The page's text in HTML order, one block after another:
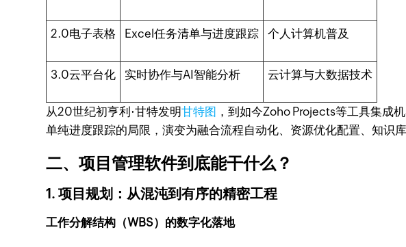
2.0电子表格 Excel任务清单与进度跟踪 个人计算机普及
3.0云平台化 实时协作与AI智能分析 云计算与大数据技术
从20世纪初亨利·甘特发明甘特图 ，到如今Zoho Projects等工具集成
单纯进度跟踪的局限，演变为融合流程自动化、资源优化配置、知识
二、项目管理软件到底能干什么？
1. 项目规划：从混沌到有序的精密工程
工作分解结构（WBS）的数字化落地